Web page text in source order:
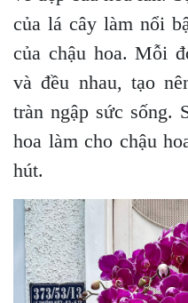
của lá cây làm nổi
của chậu hoa. Mỗi
và đều nhau, tạo
tràn ngập sức sống.
hoa làm cho chậu
hút.